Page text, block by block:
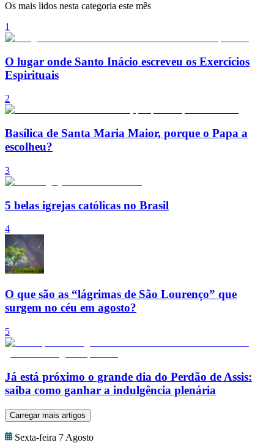
Os mais lidos nesta categoria este mês
1
O lugar onde Santo Inácio escreveu os Exercícios
Espirituais
2
Basílica de Santa Maria Maior, porque o Papa a
escolheu?
3
5 belas igrejas católicas no Brasil
4
O que são as “lágrimas de São Lourenço” que
surgem no céu em agosto?
5
Já está próximo o grande dia do Perdão de Assis:
saiba como ganhar a indulgência plenária
Carregar mais artigos
Sexta-feira 7 Agosto